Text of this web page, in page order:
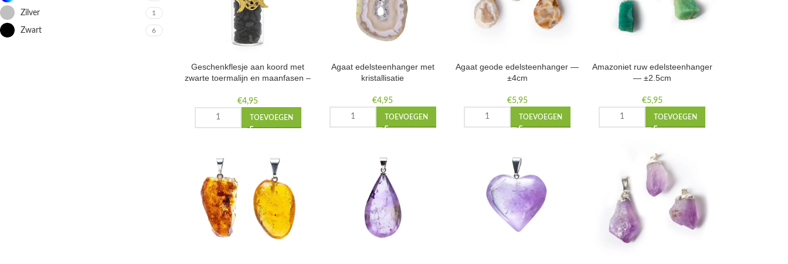
Zilver 1
Zwart 6
Geschenkflesje aan koord met
zwarte toermalijn en maanfasen –
€4,95
TOEVOEGEN
Agaat edelsteenhanger met
kristallisatie
€4,95
TOEVOEGEN
Agaat geode edelsteenhanger —
±4cm
€5,95
TOEVOEGEN
Amazoniet ruw edelsteenhanger
— ±2.5cm
€5,95
TOEVOEGEN